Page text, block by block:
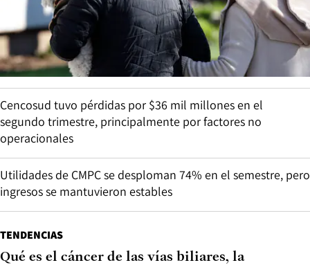
Cencosud tuvo pérdidas por $36 mil millones en el
segundo trimestre, principalmente por factores no
operacionales
Utilidades de CMPC se desploman 74% en el semestre, pero
ingresos se mantuvieron estables
TENDENCIAS
Qué es el cáncer de las vías biliares, la